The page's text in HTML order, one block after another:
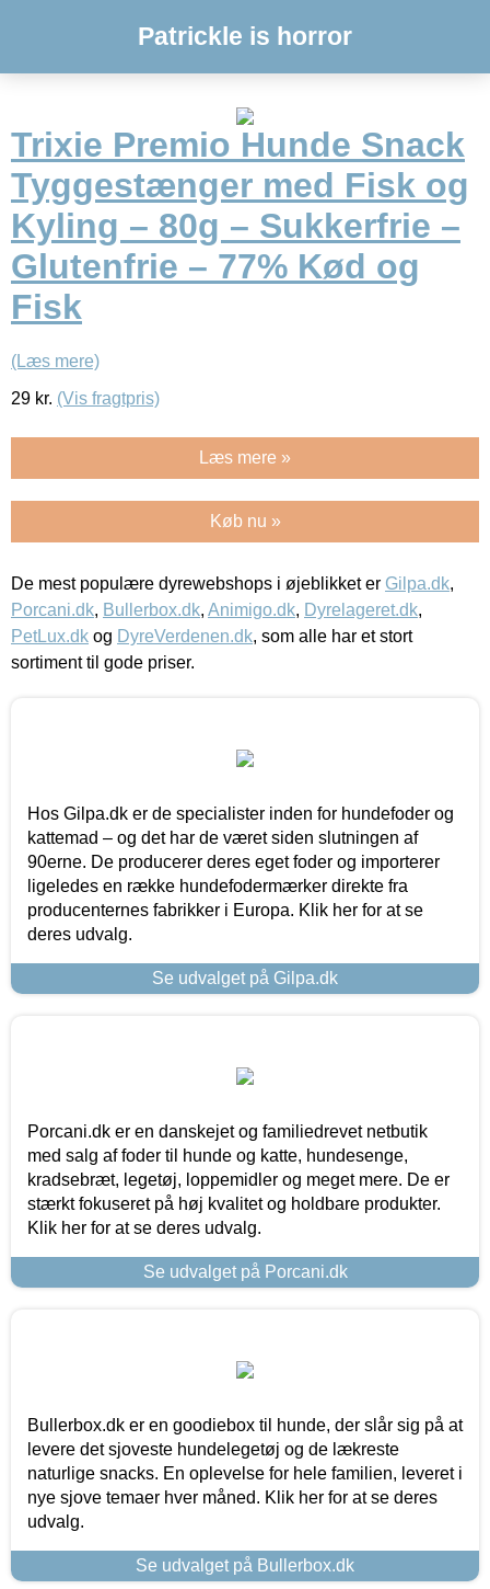
Patrickle is horror
Trixie Premio Hunde Snack
Tyggestænger med Fisk og
Kyling – 80g – Sukkerfrie –
Glutenfrie – 77% Kød og
Fisk
(Læs mere)
29 kr. (Vis fragtpris)
Læs mere »
Køb nu »
De mest populære dyrewebshops i øjeblikket er Gilpa.dk,
Porcani.dk, Bullerbox.dk, Animigo.dk, Dyrelageret.dk,
PetLux.dk og DyreVerdenen.dk, som alle har et stort
sortiment til gode priser.
Hos Gilpa.dk er de specialister inden for hundefoder og
kattemad – og det har de været siden slutningen af
90erne. De producerer deres eget foder og importerer
ligeledes en række hundefodermærker direkte fra
producenternes fabrikker i Europa. Klik her for at se
deres udvalg.
Se udvalget på Gilpa.dk
Porcani.dk er en danskejet og familiedrevet netbutik
med salg af foder til hunde og katte, hundesenge,
kradsebræt, legetøj, loppemidler og meget mere. De er
stærkt fokuseret på høj kvalitet og holdbare produkter.
Klik her for at se deres udvalg.
Se udvalget på Porcani.dk
Bullerbox.dk er en goodiebox til hunde, der slår sig på at
levere det sjoveste hundelegetøj og de lækreste
naturlige snacks. En oplevelse for hele familien, leveret i
nye sjove temaer hver måned. Klik her for at se deres
udvalg.
Se udvalget på Bullerbox.dk